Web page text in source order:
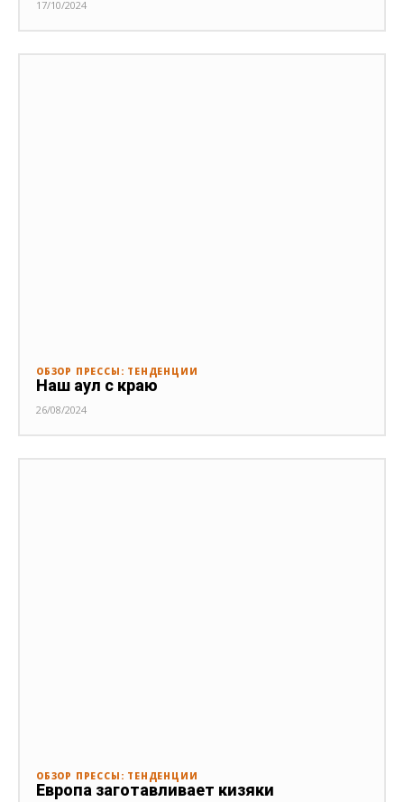
17/10/2024
ОБЗОР ПРЕССЫ: ТЕНДЕНЦИИ
Наш аул с краю
26/08/2024
ОБЗОР ПРЕССЫ: ТЕНДЕНЦИИ
Европа заготавливает кизяки